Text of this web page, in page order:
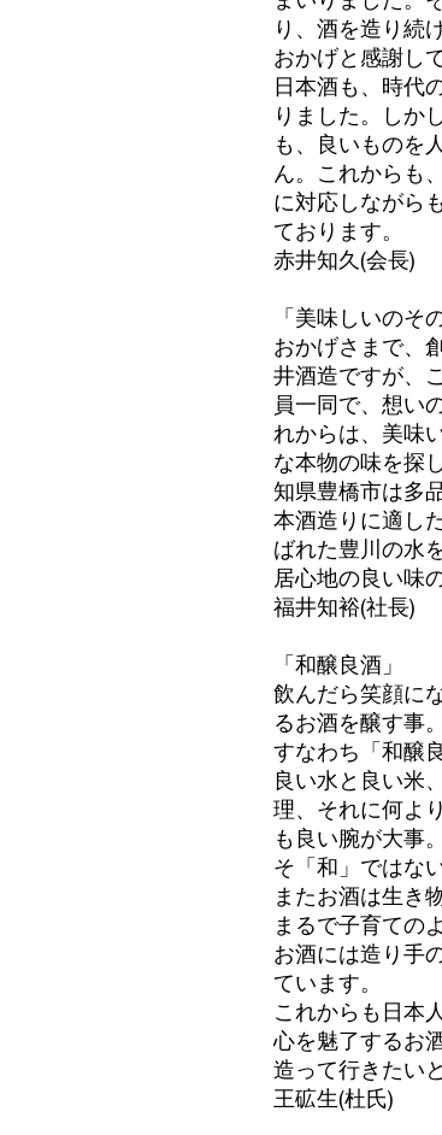
り、酒を造り続
おかげと感謝し
日本酒も、時代
りました。しか
も、良いものを
ん。これからも
に対応しながら
ております。
赤井知久(会長)
「美味しいのそ
おかげさまで、
井酒造ですが、
員一同で、想い
れからは、美味
な本物の味を探
知県豊橋市は多
本酒造りに適し
ばれた豊川の水
居心地の良い味
福井知裕(社長)
「和醸良酒」
飲んだら笑顔に
るお酒を醸す事。
すなわち「和醸
良い水と良い米
理、それに何より
も良い腕が大事
そ「和」ではな
またお酒は生き
まるで子育ての
お酒には造り手
ています。
これからも日本
心を魅了するお
造って行きたい
王砿生(杜氏)